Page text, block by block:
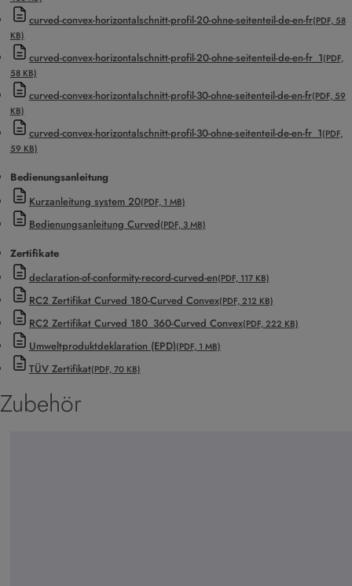
curved-convex-horizontalschnitt-profil-20-ohne-seitenteil-de-en-fr(PDF, 58
KB)
curved-convex-horizontalschnitt-profil-20-ohne-seitenteil-de-en-fr_1(PDF,
58 KB)
curved-convex-horizontalschnitt-profil-30-ohne-seitenteil-de-en-fr(PDF, 59
KB)
curved-convex-horizontalschnitt-profil-30-ohne-seitenteil-de-en-fr_1(PDF,
59 KB)
Bedienungsanleitung
Kurzanleitung system 20(PDF, 1 MB)
Bedienungsanleitung Curved(PDF, 3 MB)
Zertifikate
declaration-of-conformity-record-curved-en(PDF, 117 KB)
RC2 Zertifikat Curved 180-Curved Convex(PDF, 212 KB)
RC2 Zertifikat Curved 180_360-Curved Convex(PDF, 222 KB)
Umweltproduktdeklaration (EPD)(PDF, 1 MB)
TÜV Zertifikat(PDF, 70 KB)
Zubehör